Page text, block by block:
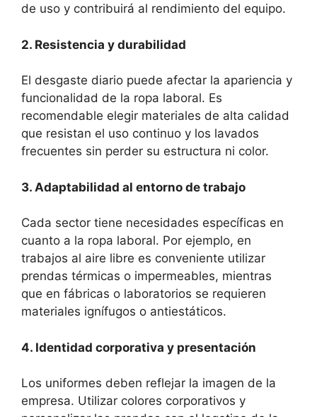
de uso y contribuirá al rendimiento del equipo.
2. Resistencia y durabilidad
El desgaste diario puede afectar la apariencia y
funcionalidad de la ropa laboral. Es
recomendable elegir materiales de alta calidad
que resistan el uso continuo y los lavados
frecuentes sin perder su estructura ni color.
3. Adaptabilidad al entorno de trabajo
Cada sector tiene necesidades específicas en
cuanto a la ropa laboral. Por ejemplo, en
trabajos al aire libre es conveniente utilizar
prendas térmicas o impermeables, mientras
que en fábricas o laboratorios se requieren
materiales ignífugos o antiestáticos.
4. Identidad corporativa y presentación
Los uniformes deben reflejar la imagen de la
empresa. Utilizar colores corporativos y